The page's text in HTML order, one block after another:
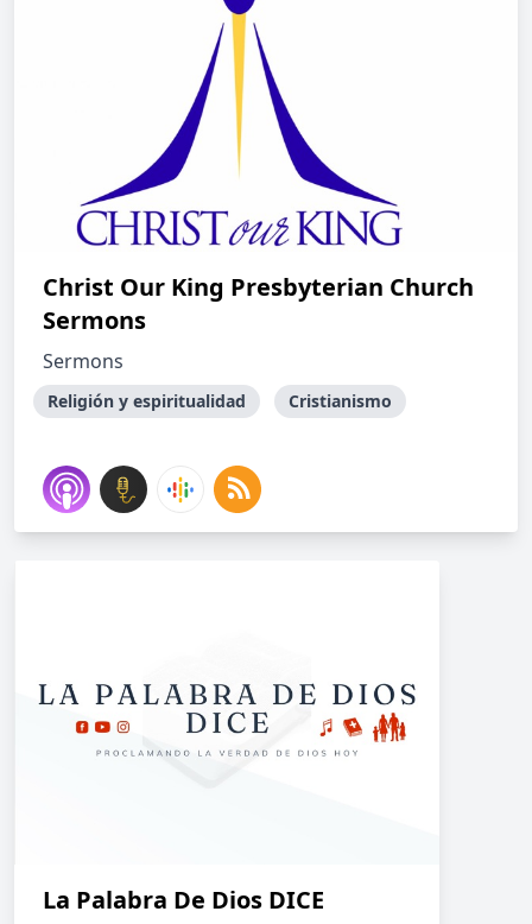
Christ Our King Presbyterian Church
Sermons
Sermons
Religión y espiritualidad Cristianismo
La Palabra De Dios DICE